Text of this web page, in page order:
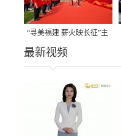
“寻美福建 薪火映长征”主
题活动在龙岩长汀启动
最新视频